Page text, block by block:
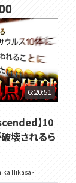
6:20:51
】10
壊されるら
Hikasa -